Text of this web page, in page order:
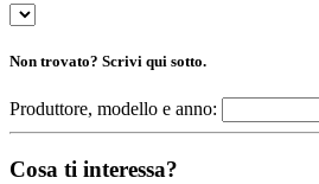
Non trovato? Scrivi qui sotto.
Produttore, modello e anno:
Cosa ti interessa?